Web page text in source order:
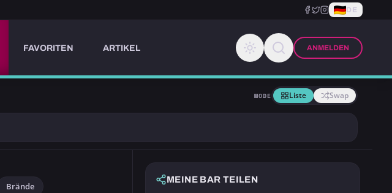
DE
FAVORITEN ARTIKEL ANMELDEN
MODE Liste Swap
Brände
MEINE BAR TEILEN